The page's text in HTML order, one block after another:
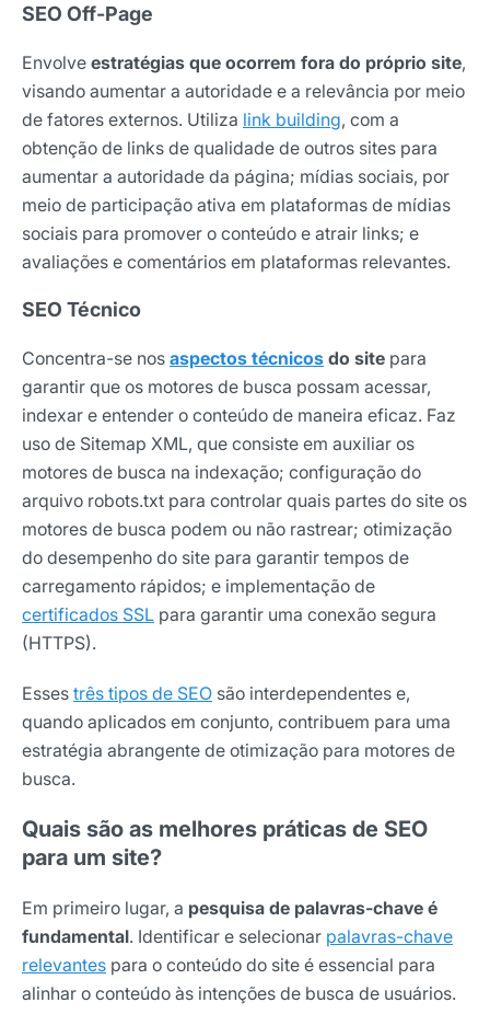
SEO Off-Page
Envolve estratégias que ocorrem fora do próprio site,
visando aumentar a autoridade e a relevância por meio
de fatores externos. Utiliza link building, com a
obtenção de links de qualidade de outros sites para
aumentar a autoridade da página; mídias sociais, por
meio de participação ativa em plataformas de mídias
sociais para promover o conteúdo e atrair links; e
avaliações e comentários em plataformas relevantes.
SEO Técnico
Concentra-se nos aspectos técnicos do site para
garantir que os motores de busca possam acessar,
indexar e entender o conteúdo de maneira eficaz. Faz
uso de Sitemap XML, que consiste em auxiliar os
motores de busca na indexação; configuração do
arquivo robots.txt para controlar quais partes do site os
motores de busca podem ou não rastrear; otimização
do desempenho do site para garantir tempos de
carregamento rápidos; e implementação de
certificados SSL para garantir uma conexão segura
(HTTPS).
Esses três tipos de SEO são interdependentes e,
quando aplicados em conjunto, contribuem para uma
estratégia abrangente de otimização para motores de
busca.
Quais são as melhores práticas de SEO
para um site?
Em primeiro lugar, a pesquisa de palavras-chave é
fundamental. Identificar e selecionar palavras-chave
relevantes para o conteúdo do site é essencial para
alinhar o conteúdo às intenções de busca de usuários.